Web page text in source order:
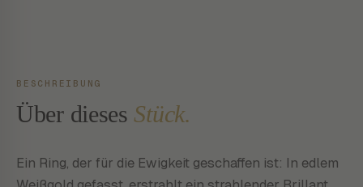
BESCHREIBUNG
Über dieses Stück.
Ein Ring, der für die Ewigkeit geschaffen ist: In edlem